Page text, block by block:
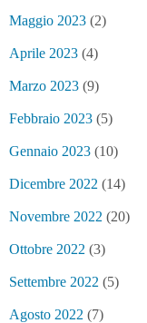
Maggio 2023 (2)
Aprile 2023 (4)
Marzo 2023 (9)
Febbraio 2023 (5)
Gennaio 2023 (10)
Dicembre 2022 (14)
Novembre 2022 (20)
Ottobre 2022 (3)
Settembre 2022 (5)
Agosto 2022 (7)